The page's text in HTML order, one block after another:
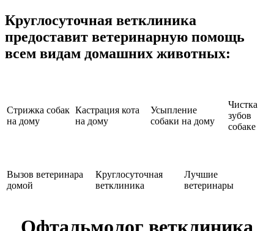
Круглосуточная ветклиника
предоставит ветеринарную помощь
всем видам домашних животных:
Стрижка собак
на дому
Кастрация кота
на дому
Усыпление
собаки на дому
Чистка
зубов
собаке
Вызов ветеринара
домой
Круглосуточная
ветклиника
Лучшие
ветеринары